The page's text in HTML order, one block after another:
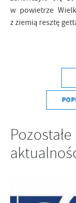
w powietrze
z ziemią resztę
Pozostałe